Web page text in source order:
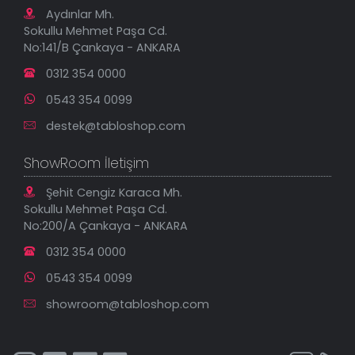
Gizlilik Güvenlik Politikası
Yeni Eklenenler
En Çok Satılanlar
İndirimli Tablolar
Aydınlar Mh.
Sokullu Mehmet Paşa Cd.
No:141/B Çankaya - ANKARA
0312 354 0000
0543 354 0099
destek@tabloshop.com
ShowRoom İletişim
Şehit Cengiz Karaca Mh.
Sokullu Mehmet Paşa Cd.
No:200/A Çankaya - ANKARA
0312 354 0000
0543 354 0099
showroom@tabloshop.com